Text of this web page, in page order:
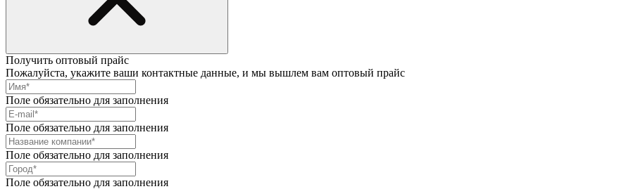
Получить оптовый прайс
Пожалуйста, укажите ваши контактные данные, и мы вышлем вам оптовый прайс
Поле обязательно для заполнения
Поле обязательно для заполнения
Поле обязательно для заполнения
Поле обязательно для заполнения